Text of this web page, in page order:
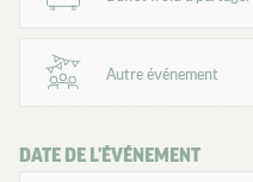
Autre événement
DATE DE L'ÉVÉNEMENT